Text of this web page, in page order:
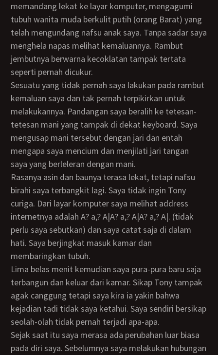
memandang lekat ke layar komputer, mengagumi
tubuh wanita muda berkulit putih (orang Barat) yang
telah mengundang nafsu anak saya. Tanpa sadar saya
menghela napas melihat kemaluannya. Rambut
jembutnya berwarna kecoklatan tampak tertata
seperti pernah dicukur.
Sesuatu yang tidak pernah saya lakukan pada rambut
kemaluan saya dan tak pernah terpikirkan untuk
melakukannya. Pandangan saya beralih ke tetesan-
tetesan mani yang tampak di dekat keyboard. Saya
mengusap mani tersebut dengan jari dan entah
mengapa saya mencium dan menjilati jari tangan
saya yang berleleran dengan mani.
Rasanya asin dan baunya terasa lekat, tetapi nafsu
birahi saya terbangkit lagi. Saya tidak ingin Tony
curiga. Dari layar komputer saya melihat address
internetnya adalah A? a,? A|A? a,? A|A? a,? A|. (tidak
perlu saya sebutkan) dan saya catat saja di dalam
hati. Saya berjingkat masuk kamar dan
membaringkan tubuh.
Lima belas menit kemudian saya pura-pura baru saja
terbangun dan keluar dari kamar. Sikap Tony tampak
agak canggung tetapi saya kira ia yakin bahwa
kejadian tadi tidak saya ketahui. Saya sendiri bersikap
seolah-olah tidak pernah terjadi apa-apa.
Sejak saat itu saya merasa ada perubahan luar biasa
pada diri saya. Sebelumnya saya melakukan hubungan